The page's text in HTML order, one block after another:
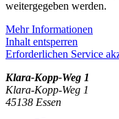
weitergegeben werden.
Mehr Informationen
Inhalt entsperren
Erforderlichen Service
Klara-Kopp-Weg 1
Klara-Kopp-Weg 1
45138 Essen